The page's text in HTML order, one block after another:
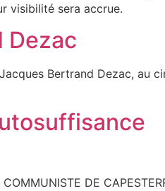
visibilité sera accrue.
Dezac
Bertrand Dezac, au
DE